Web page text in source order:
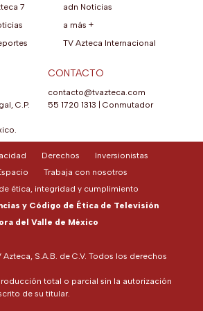
7
adn Noticias
a más +
TV Azteca Internacional
C.P.
CONTACTO
contacto@tvazteca.com
55 1720 1313
Conmutador
Azteca, S.A.B. de C.V. Todos los derechos
total o parcial sin la autorización
de su titular.
Derechos
Inversionistas
Trabaja con nosotros
ética, integridad y cumplimiento
y Código de Ética de Televisión
del Valle de México